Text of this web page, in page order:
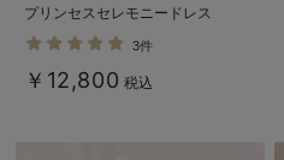
プリンセスセレモニードレス
3件
￥12,800 税込